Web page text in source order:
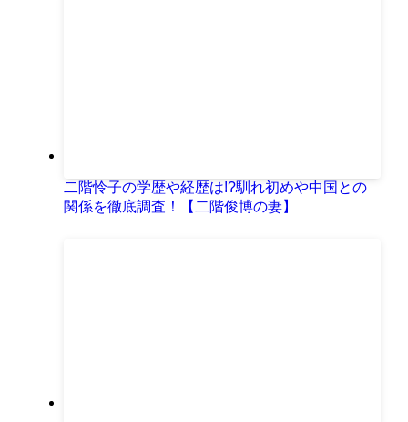
二階怜子の学歴や経歴は!?馴れ初めや中国との
関係を徹底調査！【二階俊博の妻】